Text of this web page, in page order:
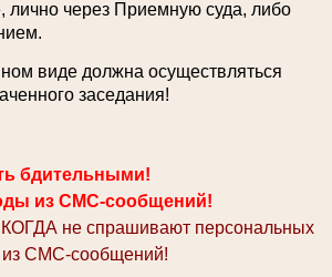
через Приемную суда, либо
виде должна осуществляться
заседания!
бдительными!
из СМС-сообщений!
не спрашивают персональных
СМС-сообщений!